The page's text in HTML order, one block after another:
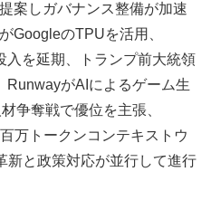
案しガバナンス整備が加速
GoogleのTPUを活用、
入を延期、トランプ前大統領
RunwayがAIによるゲーム生
争奪戦で優位を主張、
万トークンコンテキストウ
新と政策対応が並行して進行